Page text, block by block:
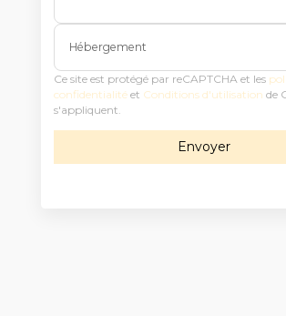
Hébergement
Ce site est protégé par reCAPTCHA et les
confidentialitéet Conditions d'utilisation de
s'appliquent.
Envoyer